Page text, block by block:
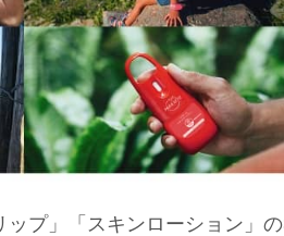
プ」「スキンローション」